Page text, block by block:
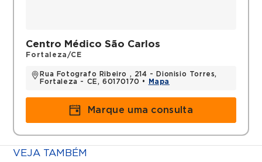
Centro Médico São Carlos
Fortaleza/CE
Rua Fotografo Ribeiro , 214 - Dionisio Torres,
Fortaleza - CE, 60170170 •
Mapa
Marque uma consulta
VEJA TAMBÉM